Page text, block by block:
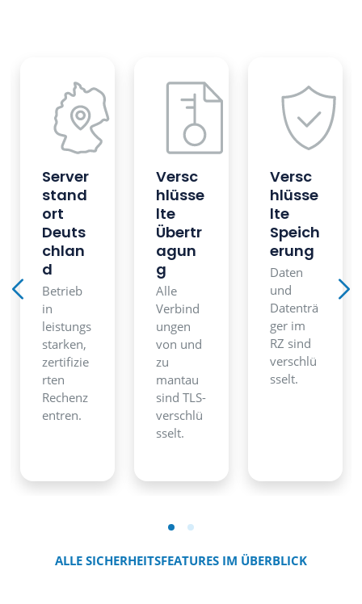
Server
stand
ort
Deuts
chlan
d
Betrieb
in
leistungs
starken,
zertifizie
rten
Rechenz
entren.
Versc
hlüsse
lte
Übertr
agun
g
Alle
Verbind
ungen
von und
zu
mantau
sind TLS-
verschlü
sselt.
Versc
hlüsse
lte
Speich
erung
Daten
und
Datenträ
ger im
RZ sind
verschlü
sselt.
ALLE SICHERHEITSFEATURES IM ÜBERBLICK